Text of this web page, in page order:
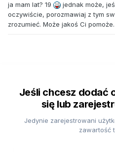
ja mam lat? 19
jednak może,
oczywiście, porozmawiaj z tym
zrozumieć. Może jakoś Ci pomoże.
Jeśli chcesz dodać
się lub
Jedynie zarejestrowani
zawartość